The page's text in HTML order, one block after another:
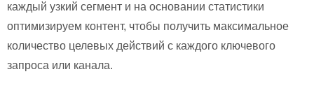
каждый узкий сегмент и на основании статистики
оптимизируем контент, чтобы получить максимальное
количество целевых действий с каждого ключевого
запроса или канала.